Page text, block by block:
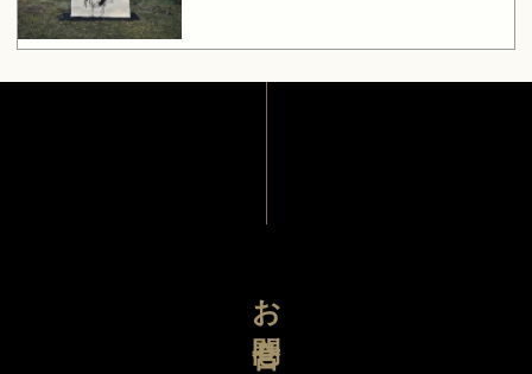
お問合せ